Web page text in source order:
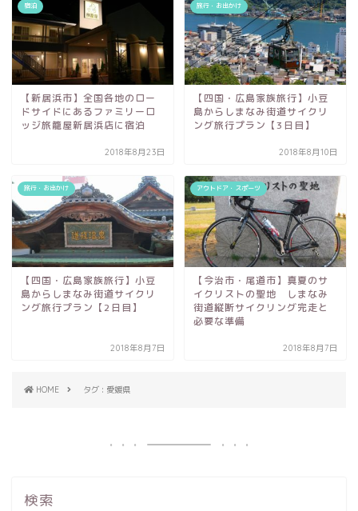
宿泊
【新居浜市】全国各地のロー
ドサイドにあるファミリーロ
ッジ旅籠屋新居浜店に宿泊
2018年8月23日
旅行・お出かけ
【四国・広島家族旅行】小豆
島からしまなみ街道サイクリ
ング旅行プラン【3日目】
2018年8月10日
旅行・お出かけ
【四国・広島家族旅行】小豆
島からしまなみ街道サイクリ
ング旅行プラン【2日目】
2018年8月7日
アウトドア・スポーツ
【今治市・尾道市】真夏のサ
イクリストの聖地 しまなみ
街道縦断サイクリング完走と
必要な準備
2018年8月7日
HOME タグ : 愛媛県
検索